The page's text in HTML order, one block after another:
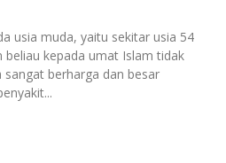
usia muda, yaitu sekitar usia 54
kepada umat Islam tidak
sangat berharga dan besar